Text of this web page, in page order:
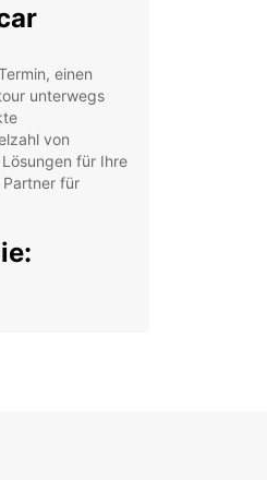
einen
unterwegs
von
für Ihre
für